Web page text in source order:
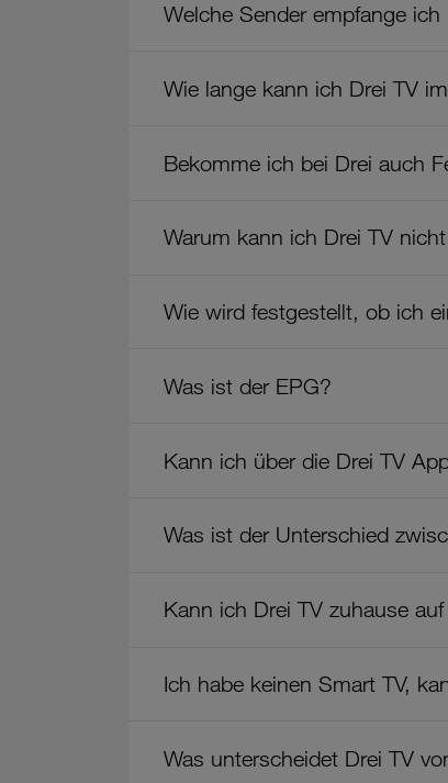
Drei
TV"
Welche Sender empfange ich
Wie lange kann ich Drei TV
Bekomme ich bei Drei auch
Warum kann ich Drei TV
Wie wird festgestellt, ob ich
Was ist der EPG?
Kann ich über die Drei TV
Was ist der Unterschied
Kann ich Drei TV zuhause
Ich habe keinen Smart TV,
Was unterscheidet Drei TV